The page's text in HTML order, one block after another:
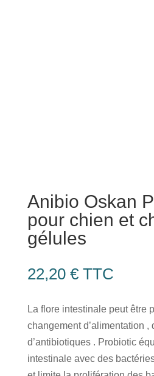
Anibio Oskan
pour chien et
gélules
22,20 € TTC
La flore intestinale peut être
changement d’alimentation ,
d’antibiotiques . Probiotic
intestinale avec des